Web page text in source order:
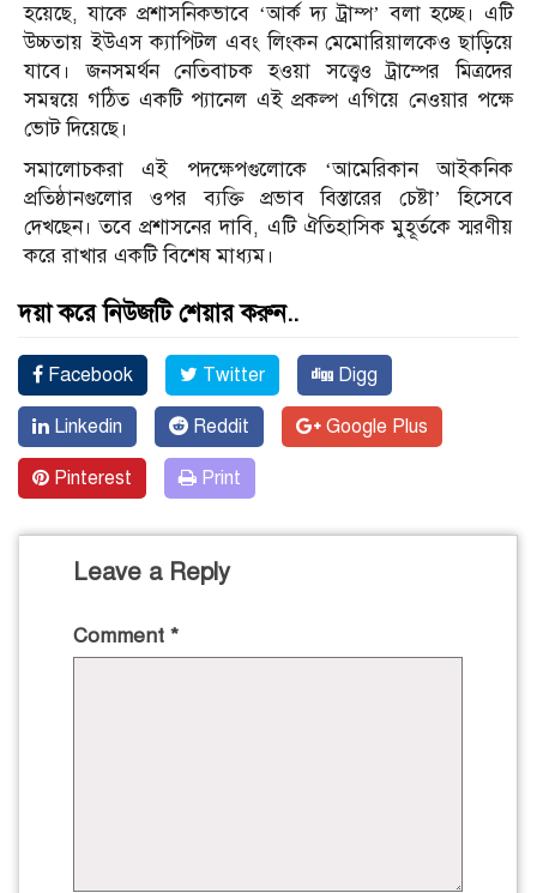
হয়েছে, যাকে প্রশাসনিকভাবে ‘আর্ক দ্য ট্রাম্প’ বলা হচ্ছে। এটি
উচ্চতায় ইউএস ক্যাপিটল এবং লিংকন মেমোরিয়ালকেও ছাড়িয়ে
যাবে। জনসমর্থন নেতিবাচক হওয়া সত্ত্বেও ট্রাম্পের মিত্রদের
সমন্বয়ে গঠিত একটি প্যানেল এই প্রকল্প এগিয়ে নেওয়ার পক্ষে
ভোট দিয়েছে।
সমালোচকরা এই পদক্ষেপগুলোকে ‘আমেরিকান আইকনিক
প্রতিষ্ঠানগুলোর ওপর ব্যক্তি প্রভাব বিস্তারের চেষ্টা’ হিসেবে
দেখছেন। তবে প্রশাসনের দাবি, এটি ঐতিহাসিক মুহূর্তকে স্মরণীয়
করে রাখার একটি বিশেষ মাধ্যম।
দয়া করে নিউজটি শেয়ার করুন..
Facebook Twitter Digg
Linkedin Reddit Google Plus
Pinterest Print
Leave a Reply
Comment *